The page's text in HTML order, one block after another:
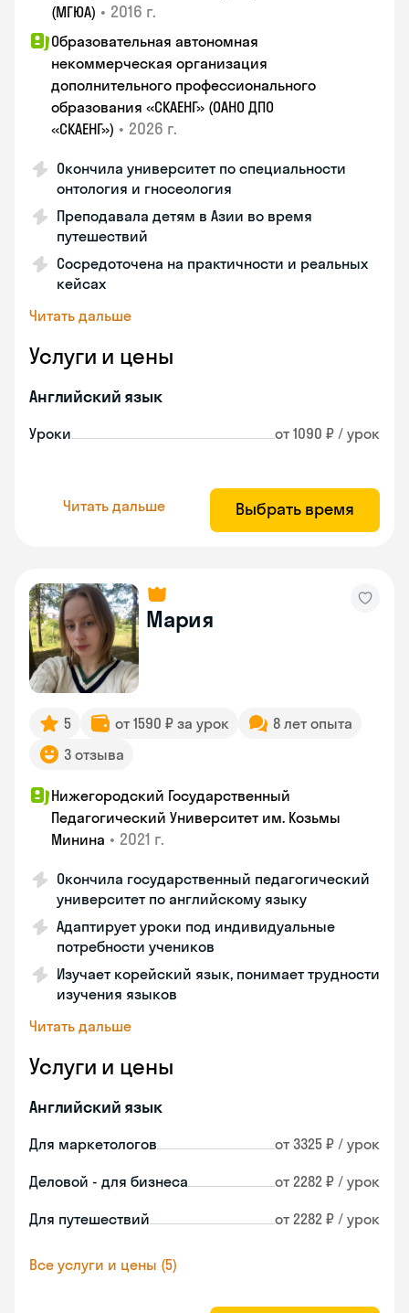
(МГЮА) • 2016 г.
Образовательная автономная
некоммерческая организация
дополнительного профессионального
образования «СКАЕНГ» (ОАНО ДПО
«СКАЕНГ») • 2026 г.
Окончила университет по специальности
онтология и гносеология
Преподавала детям в Азии во время
путешествий
Сосредоточена на практичности и реальных
кейсах
Читать дальше
Услуги и цены
Английский язык
Уроки от 1090 ₽ / урок
Читать дальше Выбрать время
Мария
5 от 1590 ₽ за урок
8 лет опыта
3 отзыва
Нижегородский Государственный
Педагогический Университет им. Козьмы
Минина • 2021 г.
Окончила государственный педагогический
университет по английскому языку
Адаптирует уроки под индивидуальные
потребности учеников
Изучает корейский язык, понимает трудности
изучения языков
Читать дальше
Услуги и цены
Английский язык
Для маркетологов от 3325 ₽ / урок
Деловой - для бизнеса от 2282 ₽ / урок
Для путешествий от 2282 ₽ / урок
Все услуги и цены (5)